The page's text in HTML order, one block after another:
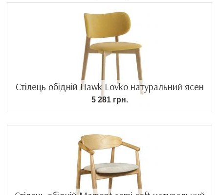
Стілець обідній Hawk Lovko натуральний ясен
5 281 грн.